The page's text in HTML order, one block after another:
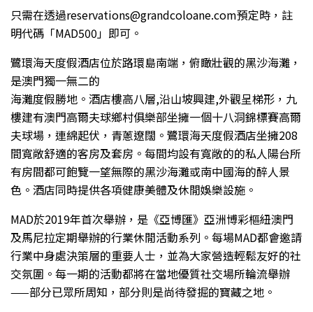
只需在透過reservations@grandcoloane.com預定時，註
明代碼「MAD500」即可。
鷺環海天度假酒店位於路環島南端，俯瞰壯觀的黑沙海灘，
是澳門獨一無二的
海灘度假勝地。酒店樓高八層,沿山坡興建,外觀呈梯形，九
樓建有澳門高爾夫球鄉村俱樂部坐擁一個十八洞錦標賽高爾
夫球場，連綿起伏，青蔥遼闊。鷺環海天度假酒店坐擁208
間寬敞舒適的客房及套房。每間均設有寬敞的的私人陽台所
有房間都可飽覽一望無際的黑沙海灘或南中國海的醉人景
色。酒店同時提供各項健康美體及休閒娛樂設施。
MAD於2019年首次舉辦，是《亞博匯》亞洲博彩樞紐澳門
及馬尼拉定期舉辦的行業休閒活動系列。每場MAD都會邀請
行業中身處決策層的重要人士，並為大家營造輕鬆友好的社
交氛圍。每一期的活動都將在當地優質社交場所輪流舉辦
——部分已眾所周知，部分則是尚待發掘的寶藏之地。